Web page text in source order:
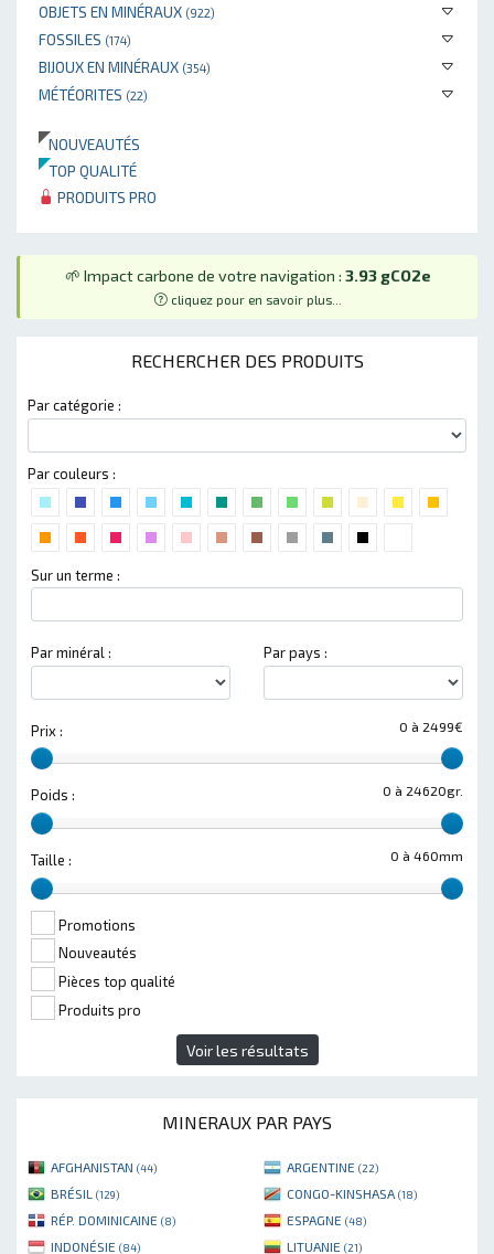
OBJETS EN MINÉRAUX (922)
FOSSILES (174)
BIJOUX EN MINÉRAUX (354)
MÉTÉORITES (22)
NOUVEAUTÉS
TOP QUALITÉ
PRODUITS PRO
🌱 Impact carbone de votre navigation : 3.93 gCO2e
cliquez pour en savoir plus...
RECHERCHER DES PRODUITS
Par catégorie :
Par couleurs :
Sur un terme :
Par minéral : Par pays :
0 à 2499€
Prix :
0 à 24620gr.
Poids :
0 à 460mm
Taille :
Promotions
Nouveautés
Pièces top qualité
Produits pro
Voir les résultats
MINERAUX PAR PAYS
AFGHANISTAN (44) ARGENTINE (22)
BRÉSIL (129) CONGO-KINSHASA (18)
RÉP. DOMINICAINE (8) ESPAGNE (48)
INDONÉSIE (84) LITUANIE (21)